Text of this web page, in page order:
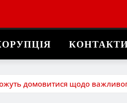
домовитися щодо